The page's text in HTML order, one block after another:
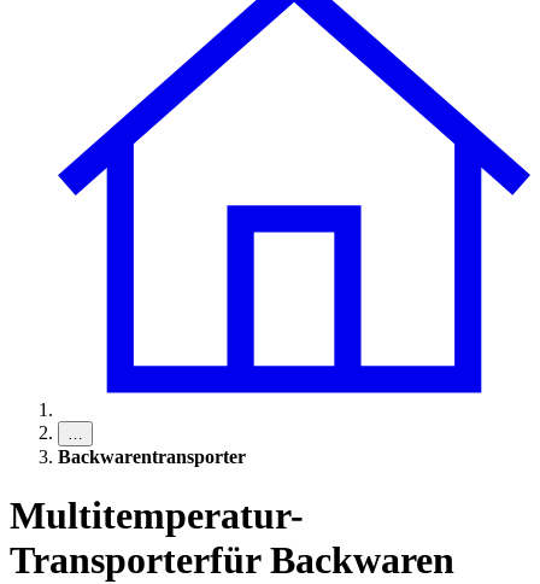
…
Backwarentransporter
Multitemperatur-
Transporterfür Backwaren